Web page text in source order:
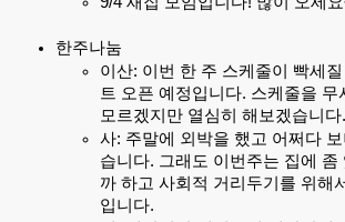
한주나눔
이산: 이번 한 주 스케줄이 빡세질
트 오픈 예정입니다. 스케줄을 무
모르겠지만 열심히 해보겠습니다.
사: 주말에 외박을 했고 어쩌다
습니다. 그래도 이번주는 집에 좀
까 하고 사회적 거리두기를 위해
입니다.